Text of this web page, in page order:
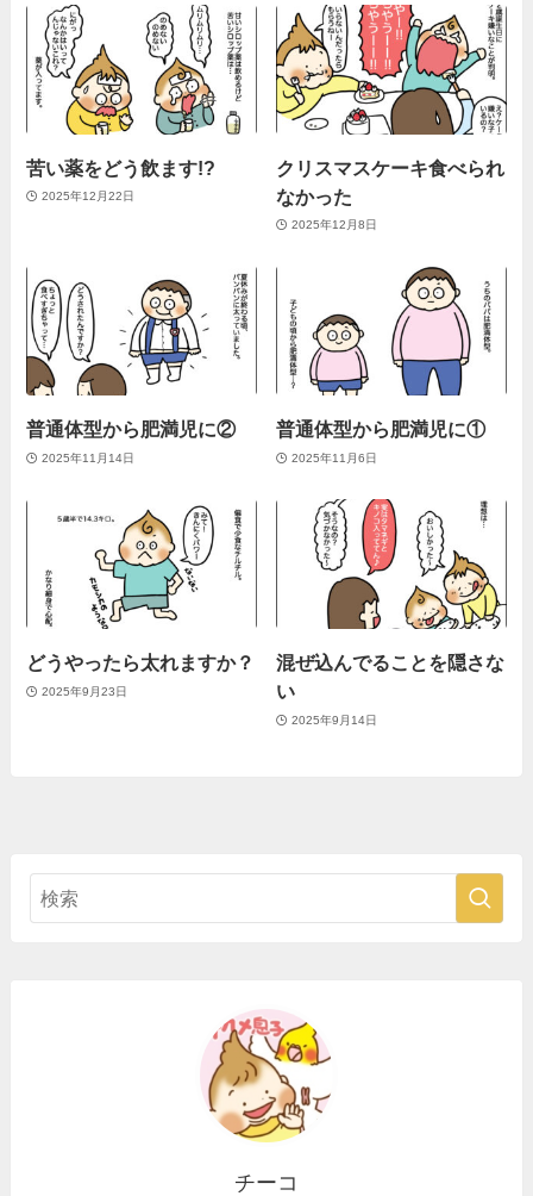
苦い薬をどう飲ます!?
2025年12月22日
クリスマスケーキ食べられ
なかった
2025年12月8日
普通体型から肥満児に②
2025年11月14日
普通体型から肥満児に①
2025年11月6日
どうやったら太れますか？
2025年9月23日
混ぜ込んでることを隠さな
い
2025年9月14日
チーコ